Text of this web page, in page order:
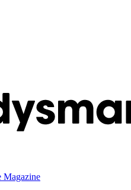
Magazine